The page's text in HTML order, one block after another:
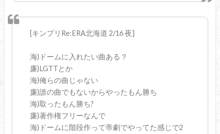
[キンプリRe:ERA北海道 2/16 夜]
海)ドームに入れたい曲ある？
廉)LGTTとか
海)俺らの曲じゃない
廉)誰の曲でもないからやったもん勝ち
海)取ったもん勝ち?
廉)著作権フリーなんで
海)ドームに階段作って帝劇でやってた感じで2